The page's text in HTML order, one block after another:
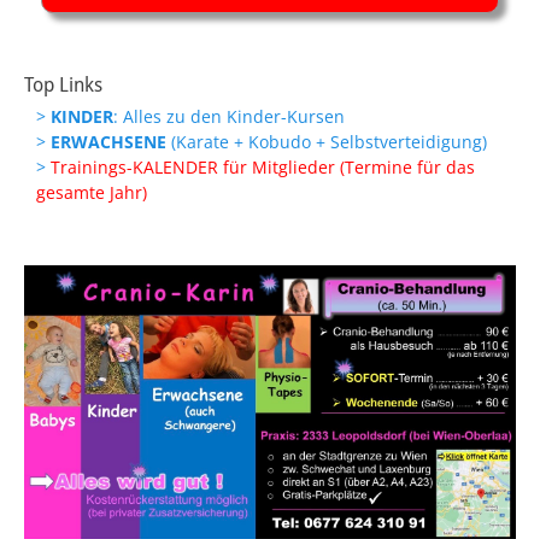
Top Links
> KINDER: Alles zu den Kinder-Kursen
> ERWACHSENE (Karate + Kobudo + Selbstverteidigung)
> Trainings-KALENDER für Mitglieder (Termine für das
gesamte Jahr)